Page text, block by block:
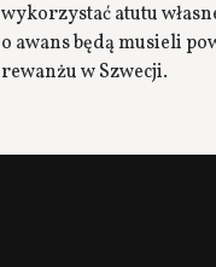
wykorzystać atutu
o awans będą musieli
rewanżu w Szwecji.